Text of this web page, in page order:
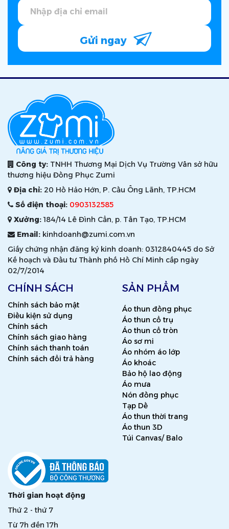
Gửi ngay
Công ty: TNHH Thương Mại Dịch Vụ Trường Vân sở hữu
thương hiệu Đồng Phục Zumi
Địa chỉ: 20 Hồ Hảo Hớn, P. Cầu Ông Lãnh, TP.HCM
Số điện thoại: 0903132585
Xưởng:184/14 Lê Đình Cẩn, p. Tân Tạo, TP.HCM
Email: kinhdoanh@zumi.com.vn
Giấy chứng nhận đăng ký kinh doanh: 0312840445 do Sở
Kế hoạch và Đầu tư Thành phố Hồ Chí Minh cấp ngày
02/7/2014
CHÍNH SÁCH
Chính sách bảo mật
Điều kiện sử dụng
Chính sách
Chính sách giao hàng
Chính sách thanh toán
Chính sách đổi trả hàng
SẢN PHẨM
Áo thun đồng phục
Áo thun cổ trụ
Áo thun cổ tròn
Áo sơ mi
Áo nhóm áo lớp
Áo khoác
Bảo hộ lao động
Áo mưa
Nón đồng phục
Tạp Dề
Áo thun thời trang
Áo thun 3D
Túi Canvas/ Balo
Thời gian hoạt động
Thứ 2 - thứ 7
Từ 7h đến 17h